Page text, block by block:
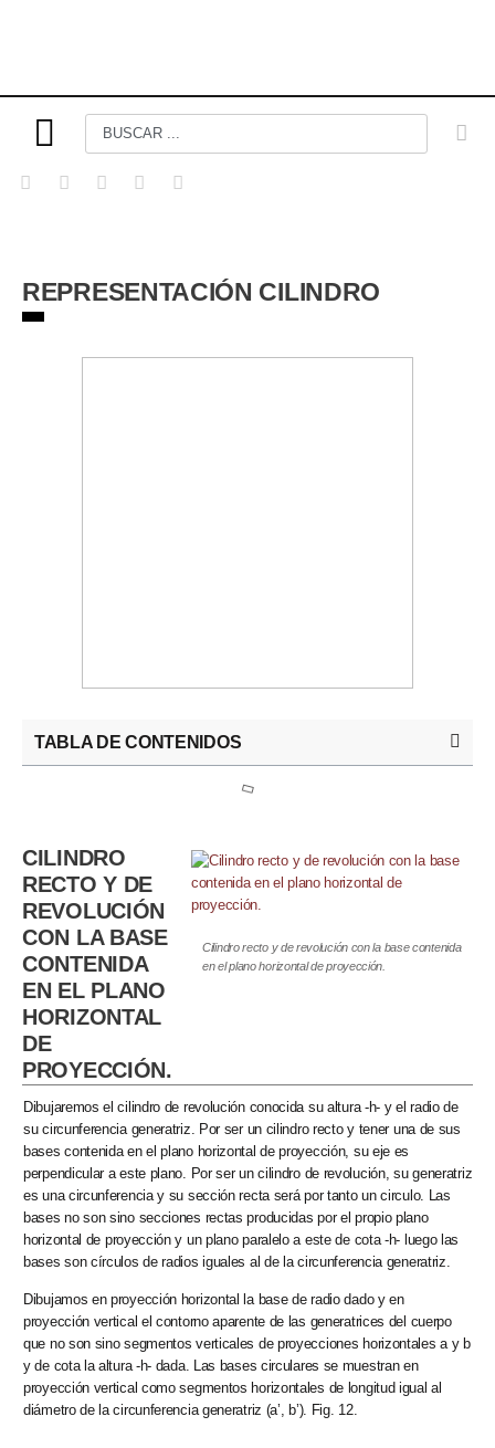
REPRESENTACIÓN CILINDRO
TABLA DE CONTENIDOS
Cilindro recto y de revolución con la base contenida
en el plano horizontal de proyección.
CILINDRO
RECTO Y DE
REVOLUCIÓN
CON LA BASE
CONTENIDA
EN EL PLANO
HORIZONTAL
DE
PROYECCIÓN.
Dibujaremos el cilindro de revolución conocida su altura -h- y el radio de
su circunferencia generatriz. Por ser un cilindro recto y tener una de sus
bases contenida en el plano horizontal de proyección, su eje es
perpendicular a este plano. Por ser un cilindro de revolución, su generatriz
es una circunferencia y su sección recta será por tanto un circulo. Las
bases no son sino secciones rectas producidas por el propio plano
horizontal de proyección y un plano paralelo a este de cota -h- luego las
bases son círculos de radios iguales al de la circunferencia generatriz.
Dibujamos en proyección horizontal la base de radio dado y en
proyección vertical el contorno aparente de las generatrices del cuerpo
que no son sino segmentos verticales de proyecciones horizontales a y b
y de cota la altura -h- dada. Las bases circulares se muestran en
proyección vertical como segmentos horizontales de longitud igual al
diámetro de la circunferencia generatriz (a’, b’). Fig. 12.